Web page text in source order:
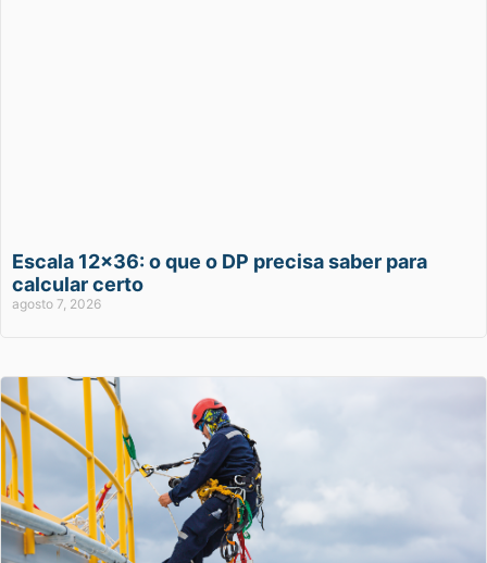
Escala 12×36: o que o DP precisa saber para
calcular certo
agosto 7, 2026